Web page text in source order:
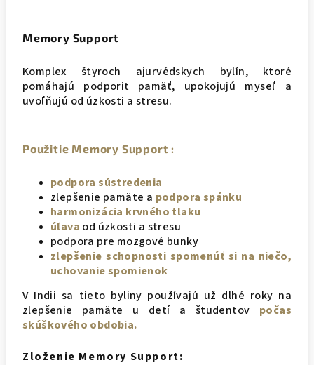
Memory Support
Komplex štyroch ajurvédskych bylín, ktoré
pomáhajú podporiť pamäť, upokojujú myseľ a
uvoľňujú od úzkosti a stresu.
Použitie Memory Support :
podpora sústredenia
zlepšenie pamäte a podpora spánku
harmonizácia krvného tlaku
úľava od úzkosti a stresu
podpora pre mozgové bunky
zlepšenie schopnosti spomenúť si na niečo,
uchovanie spomienok
V Indii sa tieto byliny používajú už dlhé roky na
zlepšenie pamäte u detí a študentov počas
skúškového obdobia.
Zloženie Memory Support: